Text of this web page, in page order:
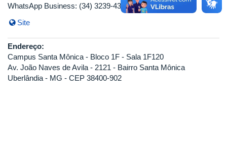
WhatsApp Business: (34) 3239-4394
Site
Endereço:
Campus Santa Mônica - Bloco 1F - Sala 1F120
Av. João Naves de Avila - 2121 - Bairro Santa Mônica
Uberlândia - MG - CEP 38400-902